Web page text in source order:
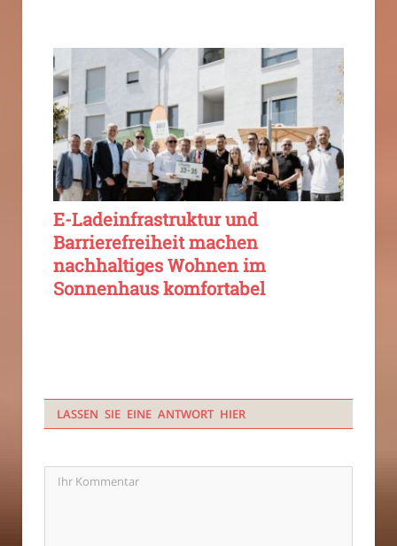
E-Ladeinfrastruktur und
Barrierefreiheit machen
nachhaltiges Wohnen im
Sonnenhaus komfortabel
LASSEN SIE EINE ANTWORT HIER